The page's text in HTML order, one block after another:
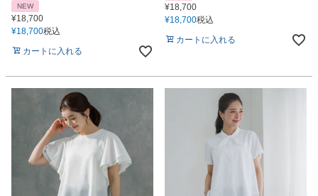
NEW
¥18,700
¥18,700税込
カートに入れる
¥18,700
¥18,700税込
カートに入れる